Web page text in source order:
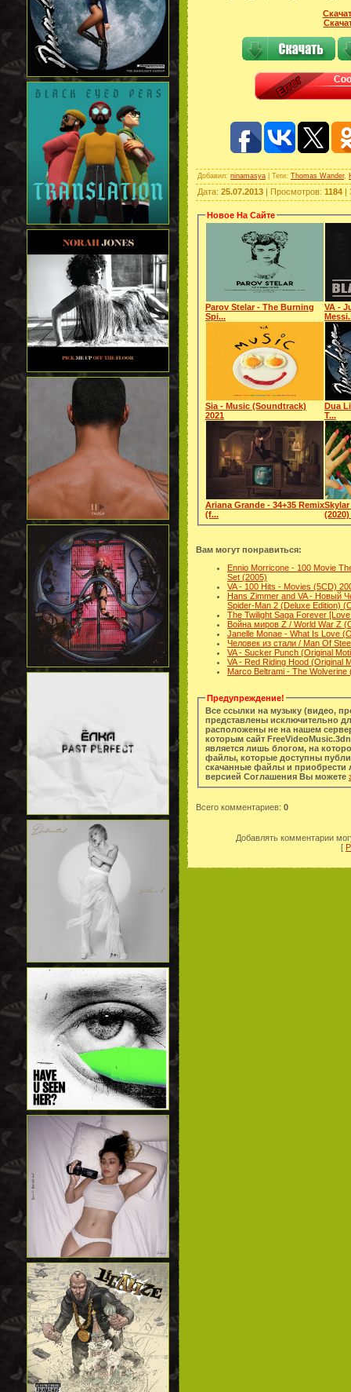
Добавил: ninamasya Теги: Thomas Wander,
Дата: 25.07.2013 | Просмотров: 1184 |
Новое На Сайте
Parov Stelar - The Burning
Spi...
VA -
Sia - Music (Soundtrack)
2021
Dua
T...
Ariana Grande - 34+35 Remix
(f...
(2020)
Вам могут понравиться:
Ennio Morricone - 100 Movie
Set (2005)
VA - 100 Hits - Movies (5CD)
Hans Zimmer and VA - Новый
Spider-Man 2 (Deluxe Edition)
The Twilight Saga Forever
Война миров Z / World War Z
Janelle Monae - What Is Love
Человек из стали / Man Of
VA - Sucker Punch (Original
VA - Red Riding Hood (Original
Marco Beltrami - The
Предупреждение!
Все ссылки на музыку (видео,
представлены исключительно
расположены не на нашем
которым сайт
является лишь блогом, на
файлы, которые доступны
скачанные файлы и приобрести легальную
версией Соглашения Вы можете
Всего комментариев: 0
Добавлять комментарии
[